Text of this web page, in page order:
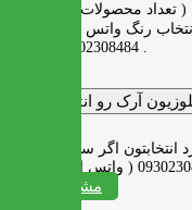
تعداد محصولات زیاد و فضای
رنگ واتس اپ به شماره
آرک رو انتخاب کردم
اگر سوالی دارید به
مشاهده همه